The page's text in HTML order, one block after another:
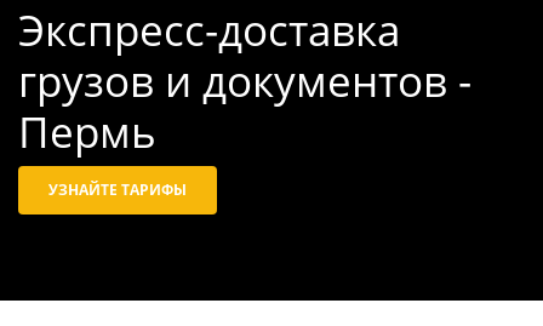
Экспресс-доставка
грузов и документов -
Пермь
УЗНАЙТЕ ТАРИФЫ